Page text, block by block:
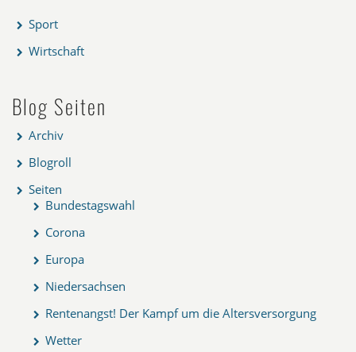
Sport
Wirtschaft
Blog Seiten
Archiv
Blogroll
Seiten
Bundestagswahl
Corona
Europa
Niedersachsen
Rentenangst! Der Kampf um die Altersversorgung
Wetter